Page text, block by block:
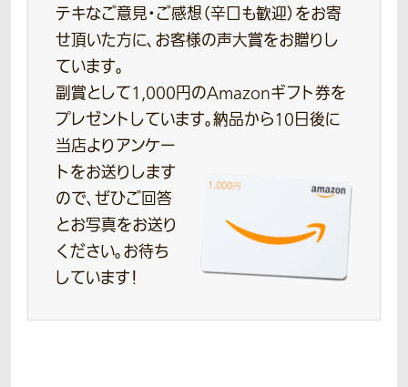
テキなご意見・ご感想（辛口も歓迎）をお寄
せ頂いた方に、お客様の声大賞をお贈りし
ています。
副賞として1,000円のAmazonギフト券を
プレゼントしています。納品から10日後に
当店よりアンケー
トをお送りします
ので、ぜひご回答
とお写真をお送り
ください。お待ち
しています！